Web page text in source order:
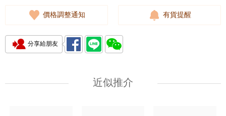
價格調整通知 有貨提醒
分享給朋友
近似推介